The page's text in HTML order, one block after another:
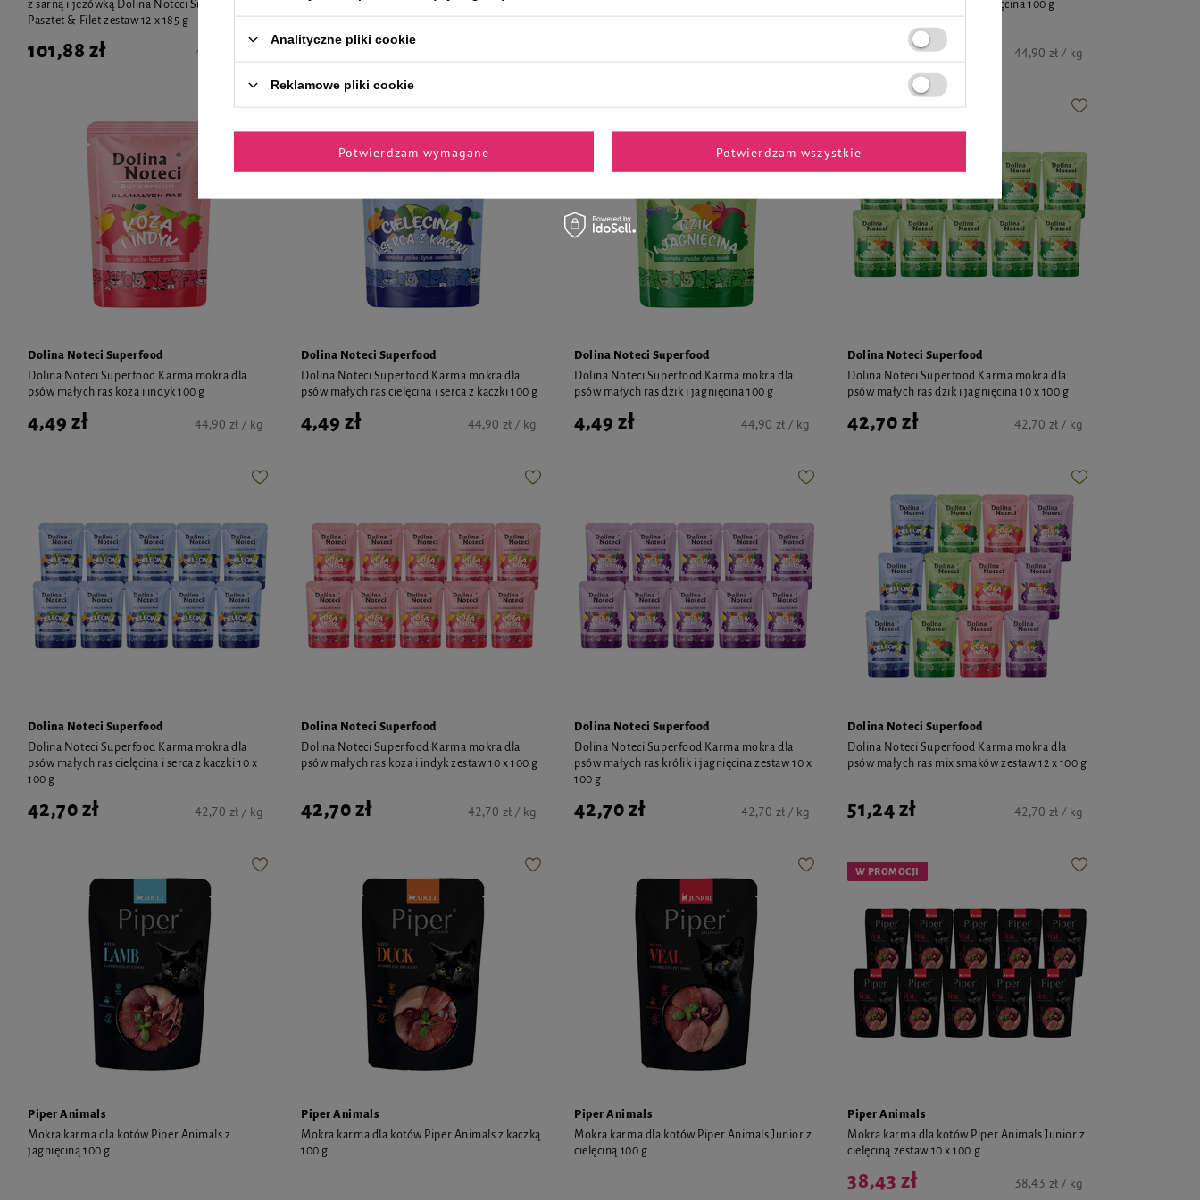
z sarną i jeżówką Dolina Noteci Superfood
Pasztet & Filet zestaw 12 x 185 g
101,88 zł 45,89 zł / kg
Noteci Superfood Pasztet & Filet mix smaków
101,88 zł
psów małych ras królik i jagnięcina 100 g
44,90 zł / kg
Dolina Noteci Superfood
Dolina Noteci Superfood Karma mokra dla
psów małych ras koza i indyk 100 g
4,49 zł 44,90 zł / kg
Dolina Noteci Superfood
Dolina Noteci Superfood Karma mokra dla
psów małych ras cielęcina i serca z kaczki 100 g
4,49 zł 44,90 zł / kg
Dolina Noteci Superfood
Dolina Noteci Superfood Karma mokra dla
psów małych ras dzik i jagnięcina 100 g
4,49 zł 44,90 zł / kg
Dolina Noteci Superfood
Dolina Noteci Superfood Karma mokra dla
psów małych ras dzik i jagnięcina 10 x 100 g
42,70 zł 42,70 zł / kg
Dolina Noteci Superfood
Dolina Noteci Superfood Karma mokra dla
psów małych ras cielęcina i serca z kaczki 10 x
100 g
42,70 zł 42,70 zł / kg
Dolina Noteci Superfood
Dolina Noteci Superfood Karma mokra dla
psów małych ras koza i indyk zestaw 10 x 100 g
42,70 zł 42,70 zł / kg
Dolina Noteci Superfood
Dolina Noteci Superfood Karma mokra dla
psów małych ras królik i jagnięcina zestaw 10 x
100 g
42,70 zł 42,70 zł / kg
Dolina Noteci Superfood
Dolina Noteci Superfood Karma mokra dla
psów małych ras mix smaków zestaw 12 x 100 g
51,24 zł 42,70 zł / kg
Piper Animals
Mokra karma dla kotów Piper Animals z
jagnięciną 100 g
Piper Animals
Mokra karma dla kotów Piper Animals z kaczką
100 g
Piper Animals
Mokra karma dla kotów Piper Animals Junior z
cielęciną 100 g
W PROMOCJI
Piper Animals
Mokra karma dla kotów Piper Animals Junior z
cielęciną zestaw 10 x 100 g
38,43 zł 38,43 zł / kg
Analityczne pliki cookie
Reklamowe pliki cookie
Potwierdzam wymagane Potwierdzam wszystkie